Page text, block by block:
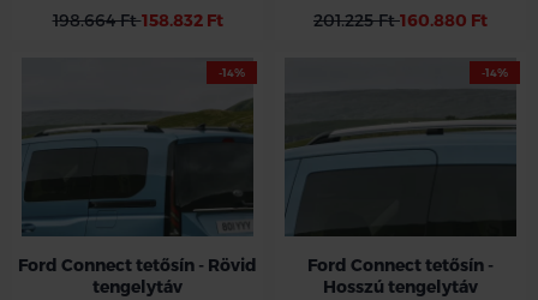
198.664 Ft158.832 Ft 201.225 Ft160.880 Ft
-14%
Ford Connect tetősín - Rövid
tengelytáv
-14%
Ford Connect tetősín -
Hosszú tengelytáv